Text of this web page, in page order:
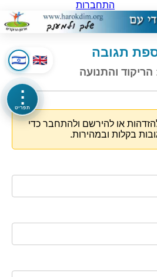
התחברות
⋮
תפריט
תגובה
הריקוד והתנועה
או להירשם ולהתחבר כדי
בקלות ובמהירות.